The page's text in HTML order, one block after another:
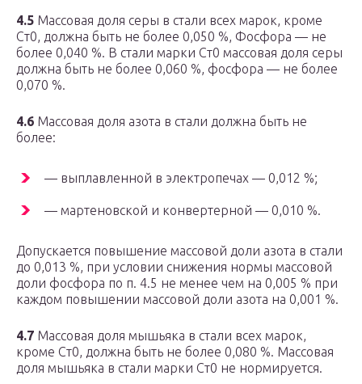
4.5 Массовая доля серы в стали всех марок, кроме
Ст0, должна быть не более 0,050 %, Фосфора — не
более 0,040 %. В стали марки Ст0 массовая доля серы
должна быть не более 0,060 %, фосфора — не более
0,070 %.
4.6 Массовая доля азота в стали должна быть не
более:
— выплавленной в электропечах — 0,012 %;
— мартеновской и конвертерной — 0,010 %.
Допускается повышение массовой доли азота в стали
до 0,013 %, при условии снижения нормы массовой
доли фосфора по п. 4.5 не менее чем на 0,005 % при
каждом повышении массовой доли азота на 0,001 %.
4.7 Массовая доля мышьяка в стали всех марок,
кроме Ст0, должна быть не более 0,080 %. Массовая
доля мышьяка в стали марки Ст0 не нормируется.